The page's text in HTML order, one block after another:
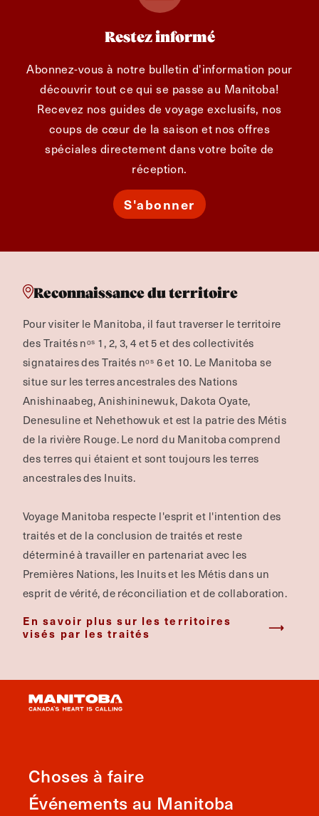
Restez informé
Abonnez-vous à notre bulletin d'information pour
découvrir tout ce qui se passe au Manitoba!
Recevez nos guides de voyage exclusifs, nos
coups de cœur de la saison et nos offres
spéciales directement dans votre boîte de
réception.
S'abonner
Reconnaissance du territoire
Pour visiter le Manitoba, il faut traverser le territoire
des Traités nᵒˢ 1, 2, 3, 4 et 5 et des collectivités
signataires des Traités nᵒˢ 6 et 10. Le Manitoba se
situe sur les terres ancestrales des Nations
Anishinaabeg, Anishininewuk, Dakota Oyate,
Denesuline et Nehethowuk et est la patrie des Métis
de la rivière Rouge.Le nord du Manitoba comprend
des terres qui étaient et sont toujours les terres
ancestrales des Inuits.
Voyage Manitoba respecte l'esprit et l'intention des
traités et de la conclusion de traités et reste
déterminé à travailler en partenariat avec les
Premières Nations, les Inuits et les Métis dans un
esprit de vérité, de réconciliation et de collaboration.
En savoir plus sur les territoires
visés par les traités
Choses à faire
Événements au Manitoba